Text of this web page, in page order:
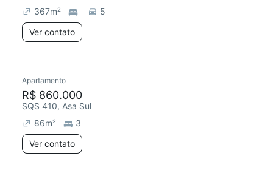
367m²
5
Ver contato
Apartamento
R$ 860.000
SQS 410, Asa Sul
86m²
3
Ver contato